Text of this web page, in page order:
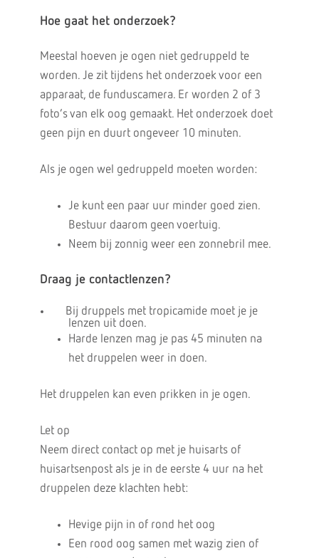
Hoe gaat het onderzoek?
Meestal hoeven je ogen niet gedruppeld te
worden. Je zit tijdens het onderzoek voor een
apparaat, de funduscamera. Er worden 2 of 3
foto’s van elk oog gemaakt. Het onderzoek doet
geen pijn en duurt ongeveer 10 minuten.
Als je ogen wel gedruppeld moeten worden:
Je kunt een paar uur minder goed zien.
Bestuur daarom geen voertuig.
Neem bij zonnig weer een zonnebril mee.
Draag je contactlenzen?
Bij druppels met tropicamide moet je je
lenzen uit doen.
Harde lenzen mag je pas 45 minuten na
het druppelen weer in doen.
Het druppelen kan even prikken in je ogen.
Let op
Neem direct contact op met je huisarts of
huisartsenpost als je in de eerste 4 uur na het
druppelen deze klachten hebt:
Hevige pijn in of rond het oog
Een rood oog samen met wazig zien of